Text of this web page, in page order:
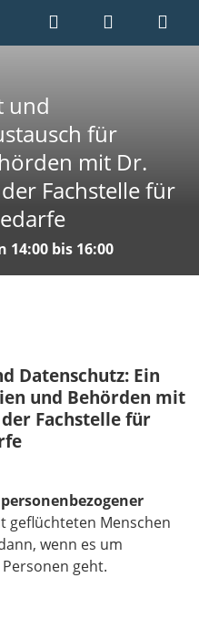
und
für
mit Dr.
Fachstelle für
14:00 bis 16:00
Datenschutz: Ein
und Behörden mit
Fachstelle für
geflüchteten Menschen
wenn es um
geht.